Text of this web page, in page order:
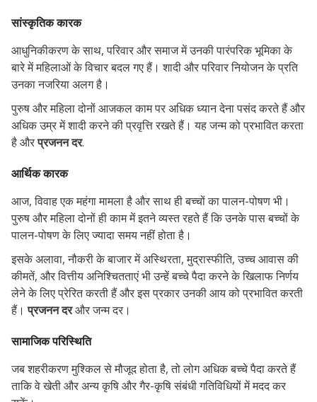
सांस्कृतिक कारक
आधुनिकीकरण के साथ, परिवार और समाज में उनकी पारंपरिक भूमिका के
बारे में महिलाओं के विचार बदल गए हैं। शादी और परिवार नियोजन के प्रति
उनका नजरिया अलग है।
पुरुष और महिला दोनों आजकल काम पर अधिक ध्यान देना पसंद करते हैं और
अधिक उम्र में शादी करने की प्रवृत्ति रखते हैं। यह जन्म को प्रभावित करता
है औरप्रजनन दर.
आर्थिक कारक
आज, विवाह एक महंगा मामला है और साथ ही बच्चों का पालन-पोषण भी।
पुरुष और महिला दोनों ही काम में इतने व्यस्त रहते हैं कि उनके पास बच्चों के
पालन-पोषण के लिए ज्यादा समय नहीं होता है।
इसके अलावा, नौकरी के बाजार में अस्थिरता, मुद्रास्फीति, उच्च आवास की
कीमतें, और वित्तीय अनिश्चितताएं भी उन्हें बच्चे पैदा करने के खिलाफ निर्णय
लेने के लिए प्रेरित करती हैं और इस प्रकार उनकी आय को प्रभावित करती
हैं।प्रजनन दरऔर जन्म दर।
सामाजिक परिस्थिति
जब शहरीकरण मुश्किल से मौजूद होता है, तो लोग अधिक बच्चे पैदा करते हैं
ताकि वे खेती और अन्य कृषि और गैर-कृषि संबंधी गतिविधियों में मदद कर